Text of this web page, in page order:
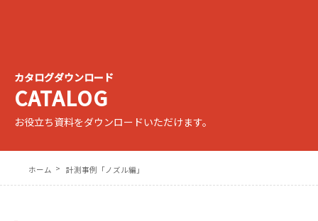
カタログダウンロード
CATALOG
お役立ち資料をダウンロードいただけます。
ホーム 計測事例「ノズル編」